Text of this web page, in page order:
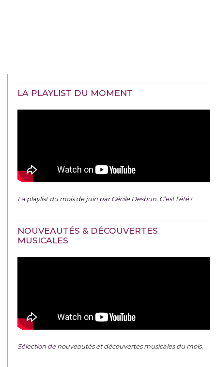
LA PLAYLIST DU MOMENT
La playlist du mois de juin par Cécile Desbun. C’est l’été !
NOUVEAUTÉS & DÉCOUVERTES
MUSICALES
Sélection denouveautés et découvertes musicales du mois.